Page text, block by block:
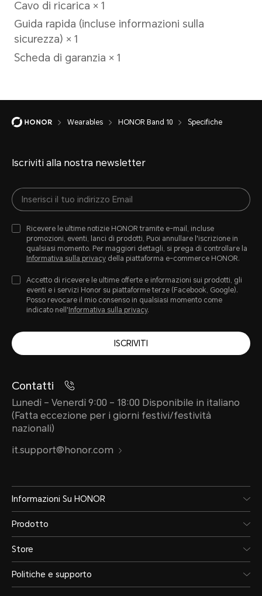
Porta di ricarica magnetica
Android 9.0 o versioni
versioni successive
Livello di impermeabilità
5 ATM
*Ha una resistenza all'acqua di 5
lo standard ISO 22810:2010 ed è
nuoto in riva al mare e altre
profonde. Non è adatto per
Wearables HONOR Band 10 Specifiche
Iscriviti alla nostra newsletter
Ricevere le ultime notizie HONOR tramite e-mail, incluse
promozioni, eventi, lanci di prodotti, Puoi annullare l'iscrizione in
qualsiasi momento. Per maggiori dettagli, si prega di controllare la
Informativa sulla privacy della piattaforma e-commerce HONOR.
Accetto di ricevere le ultime offerte e informazioni sui prodotti, gli
eventi e i servizi Honor su piattaforme terze (Facebook, Google).
Posso revocare il mio consenso in qualsiasi momento come
indicato nell' Informativa sulla privacy.
ISCRIVITI
Contatti
Lunedì – Venerdì 9:00 – 18:00 Disponibile in italiano
(Fatta eccezione per i giorni festivi/festività
nazionali)
it.support@honor.com
Informazioni Su HONOR
Prodotto
Store
Politiche e supporto